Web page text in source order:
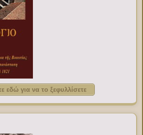
εδώ για να το ξεφυλλίσετε